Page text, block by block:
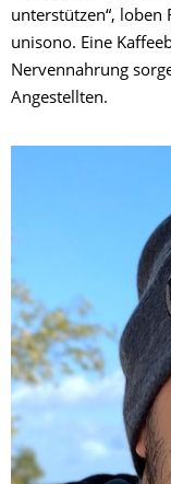
unterstützen“, loben
unisono. Eine
Nervennahrung
Angestellten.